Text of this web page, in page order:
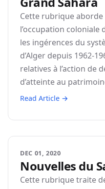
Cette rubrique
l’occupation coloniale
les ingérences du
d’Alger depuis 1962-
relatives à l’action de
d’atteinte au
Read Article →
DEC 01, 2020
Nouvelles du
Cette rubrique traite